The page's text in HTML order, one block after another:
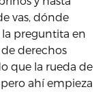
vas, dónde
la preguntita en
derechos
que la rueda de
ahí empieza